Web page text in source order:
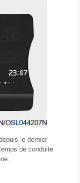
le dernier
de conduite